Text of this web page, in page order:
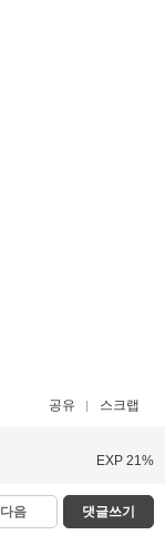
공유 스크랩
EXP 21%
다음 댓글쓰기